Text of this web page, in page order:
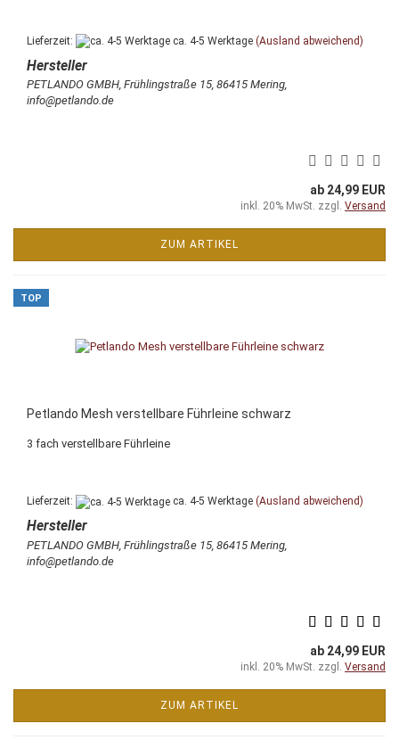
Lieferzeit: ca. 4-5 Werktage (Ausland abweichend)
PETLANDO GMBH, Frühlingstraße 15, 86415 Mering,
info@petlando.de
ab 24,99 EUR
inkl. 20% MwSt. zzgl. Versand
ZUM ARTIKEL
TOP
Petlando Mesh verstellbare Führleine schwarz
3 fach verstellbare Führleine
Lieferzeit: ca. 4-5 Werktage (Ausland abweichend)
PETLANDO GMBH, Frühlingstraße 15, 86415 Mering,
info@petlando.de
ab 24,99 EUR
inkl. 20% MwSt. zzgl. Versand
ZUM ARTIKEL